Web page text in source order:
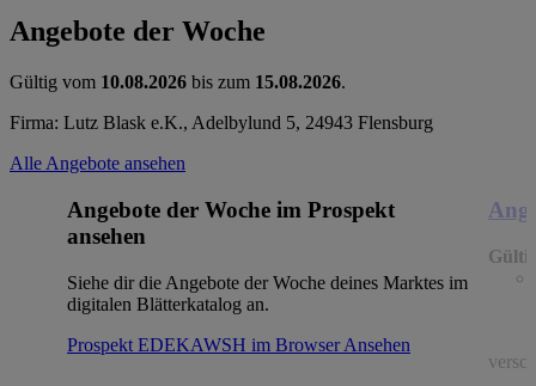
Angebote der Woche
Gültig vom 10.08.2026 bis zum 15.08.2026.
Firma: Lutz Blask e.K., Adelbylund 5, 24943 Flensburg
Alle Angebote ansehen
Angebote der Woche im Prospekt
ansehen
Siehe dir die Angebote der Woche deines Marktes im
digitalen Blätterkatalog an.
Prospekt EDEKAWSH im BrowserAnsehen